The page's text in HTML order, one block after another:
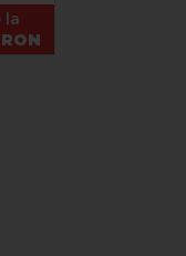
la
RON